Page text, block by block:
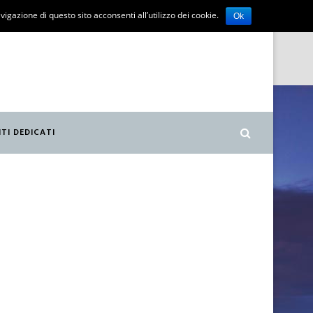
DEDICATI
di questo sito acconsenti all’utilizzo dei cookie. Ok